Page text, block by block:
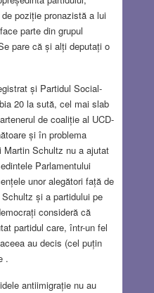
poziție pronazistă a lui
parte din grupul
pare că și alți deputați o
și Partidul Social-
20 la sută, cel mai slab
de coaliție al UCD-
și în problema
Martin Schultz nu a ajutat
Parlamentului
unor alegători față de
și a partidului pe
consideră că
partidul care, într-un fel
au decis (cel puțin
.
antiimigrație nu au